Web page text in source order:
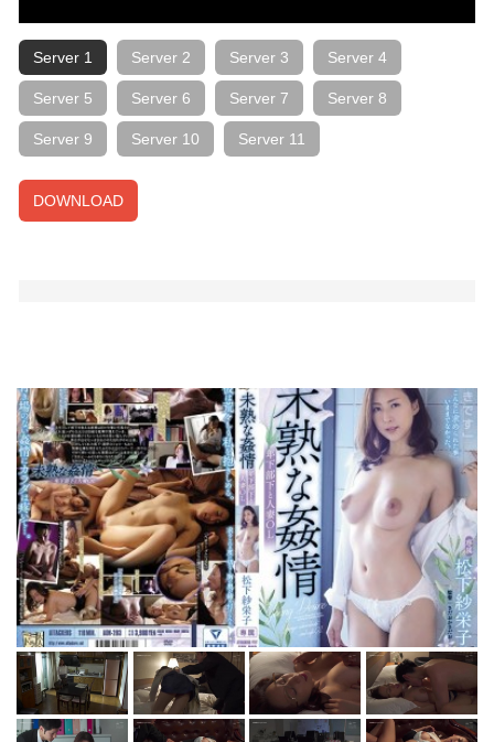
Server 1 Server 2 Server 3 Server 4
Server 5 Server 6 Server 7 Server 8
Server 9 Server 10 Server 11
DOWNLOAD